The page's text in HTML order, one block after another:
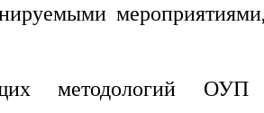
методологий